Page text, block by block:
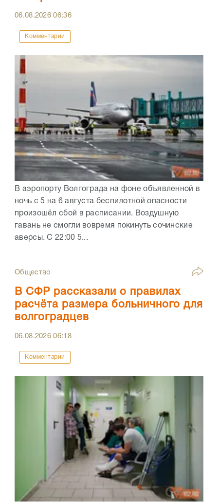
06.08.202606:36
Комментарии
В аэропорту Волгограда на фоне объявленной в
ночь с 5 на 6 августа беспилотной опасности
произошёл сбой в расписании. Воздушную
гавань не смогли вовремя покинуть сочинские
аверсы. С 22:00 5...
Общество
В СФР рассказали о правилах
расчёта размера больничного для
волгоградцев
06.08.202606:18
Комментарии